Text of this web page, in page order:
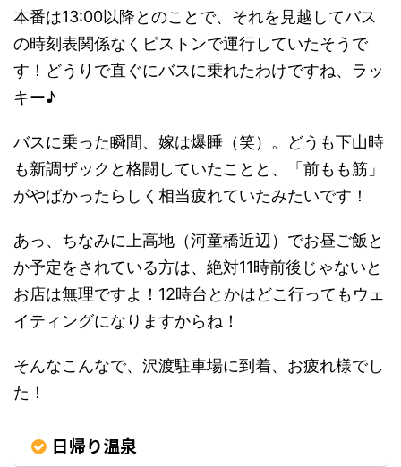
本番は13:00以降とのことで、それを見越してバス
の時刻表関係なくピストンで運行していたそうで
す！どうりで直ぐにバスに乗れたわけですね、ラッ
キー♪
バスに乗った瞬間、嫁は爆睡（笑）。どうも下山時
も新調ザックと格闘していたことと、「前もも筋」
がやばかったらしく相当疲れていたみたいです！
あっ、ちなみに上高地（河童橋近辺）でお昼ご飯と
か予定をされている方は、絶対11時前後じゃないと
お店は無理ですよ！12時台とかはどこ行ってもウェ
イティングになりますからね！
そんなこんなで、沢渡駐車場に到着、お疲れ様でし
た！
日帰り温泉